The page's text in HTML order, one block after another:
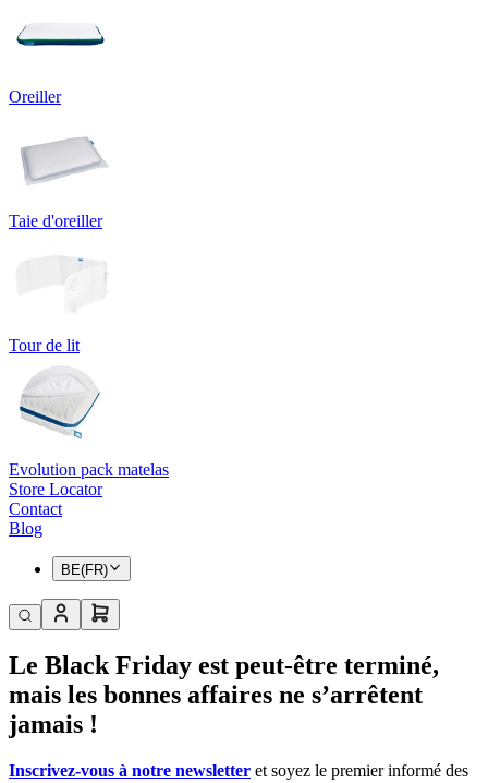
Oreiller
Taie d'oreiller
Tour de lit
Evolution pack matelas
Store Locator
Contact
Blog
BE(FR)
Le Black Friday est peut-être terminé,
mais les bonnes affaires ne s’arrêtent
jamais !
Inscrivez-vous à notre newsletter et soyez le premier informé des